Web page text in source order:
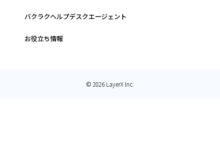
バクラクヘルプデスクエージェント
お役立ち情報
© 2026 LayerX Inc.